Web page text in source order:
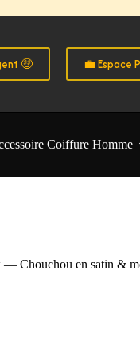
🤑 💼 Espace
Coiffure Homme
— Chouchou en satin &